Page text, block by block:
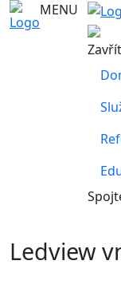
MENU
Zavřít
Ledview